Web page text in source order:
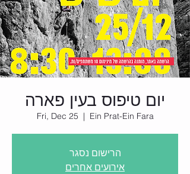
יום טיפוס בעין פארה
Fri, Dec 25
  |
Ein Prat-Ein Fara
הרישום נסגר
אירועים אחרים